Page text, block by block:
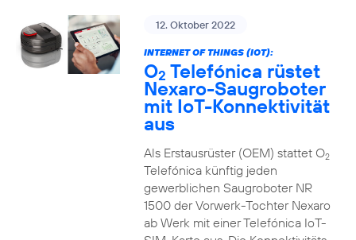
12. Oktober 2022
INTERNET OF THINGS (IOT):
O2 Telefónica rüstet
Nexaro-Saugroboter
mit IoT-Konnektivität
aus
Als Erstausrüster (OEM) stattet O2
Telefónica künftig jeden
gewerblichen Saugroboter NR
1500 der Vorwerk-Tochter Nexaro
ab Werk mit einer Telefónica IoT-